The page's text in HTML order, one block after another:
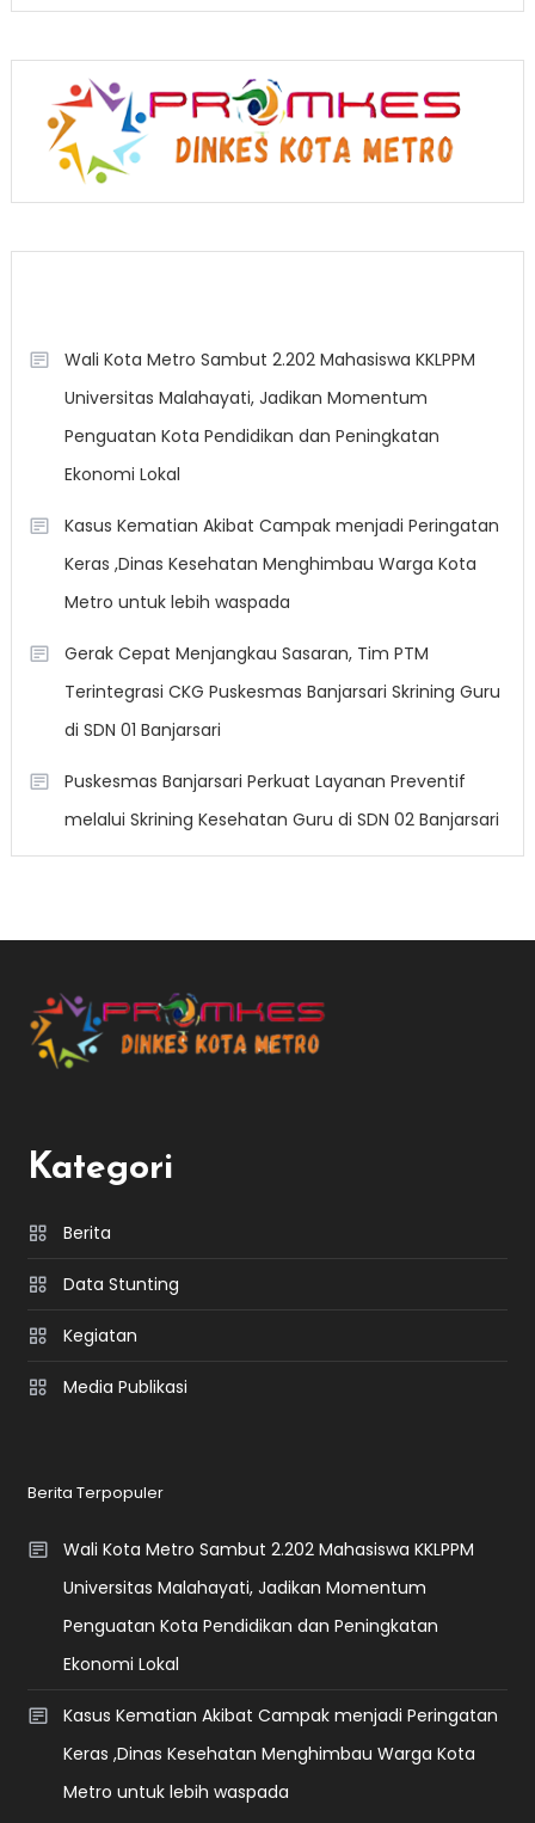
Wali Kota Metro Sambut 2.202 Mahasiswa KKLPPM
Universitas Malahayati, Jadikan Momentum
Penguatan Kota Pendidikan dan Peningkatan
Ekonomi Lokal
Kasus Kematian Akibat Campak menjadi Peringatan
Keras ,Dinas Kesehatan Menghimbau Warga Kota
Metro untuk lebih waspada
Gerak Cepat Menjangkau Sasaran, Tim PTM
Terintegrasi CKG Puskesmas Banjarsari Skrining Guru
di SDN 01 Banjarsari
Puskesmas Banjarsari Perkuat Layanan Preventif
melalui Skrining Kesehatan Guru di SDN 02 Banjarsari
Kategori
Berita
Data Stunting
Kegiatan
Media Publikasi
Berita Terpopuler
Wali Kota Metro Sambut 2.202 Mahasiswa KKLPPM
Universitas Malahayati, Jadikan Momentum
Penguatan Kota Pendidikan dan Peningkatan
Ekonomi Lokal
Kasus Kematian Akibat Campak menjadi Peringatan
Keras ,Dinas Kesehatan Menghimbau Warga Kota
Metro untuk lebih waspada